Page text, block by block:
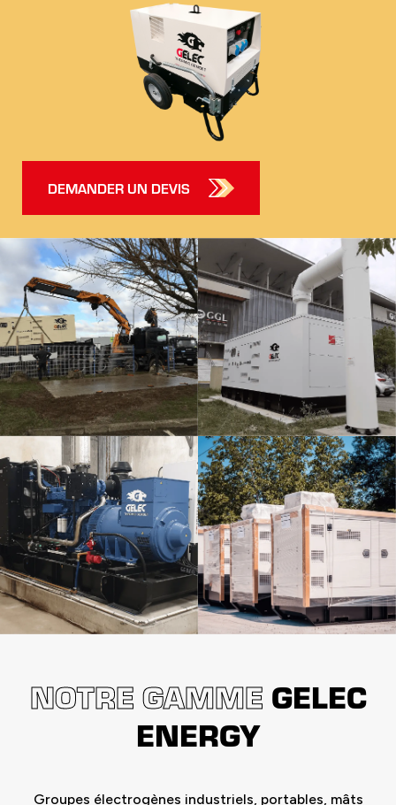
DEMANDER UN DEVIS
NOTRE GAMME GELEC
ENERGY
Groupes électrogènes industriels, portables, mâts